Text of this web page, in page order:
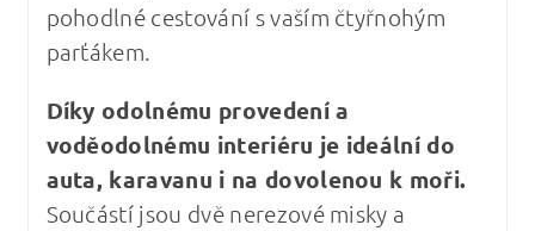
pohodlné cestování s vaším čtyřnohým
parťákem.
Díky odolnému provedení a
voděodolnému interiéru je ideální do
auta, karavanu i na dovolenou k moři.
Součástí jsou dvě nerezové misky a